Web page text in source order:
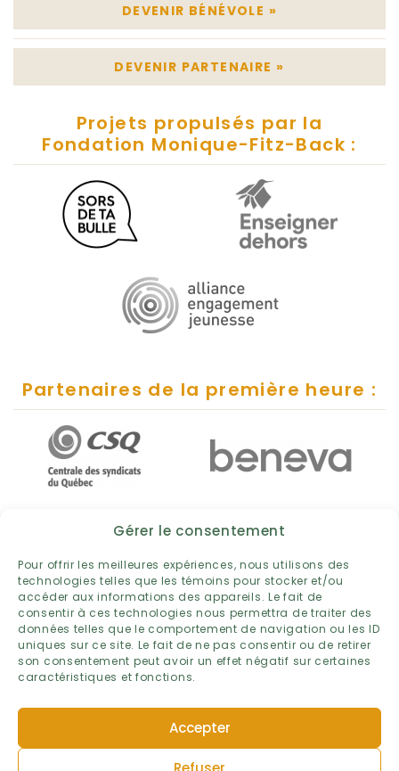
Gérer le consentement
Pour offrir les meilleures expériences, nous utilisons des
technologies telles que les témoins pour stocker et/ou
accéder aux informations des appareils. Le fait de
consentir à ces technologies nous permettra de traiter des
données telles que le comportement de navigation ou les ID
uniques sur ce site. Le fait de ne pas consentir ou de retirer
son consentement peut avoir un effet négatif sur certaines
caractéristiques et fonctions.
Accepter
DEVENIR BÉNÉVOLE »
DEVENIR PARTENAIRE »
Projets propulsés par la
Fondation Monique-Fitz-Back :
Partenaires de la première heure :
TERMES ET CONDITIONS